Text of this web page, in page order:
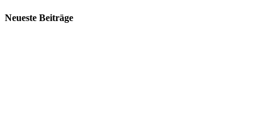
Neueste Beiträge